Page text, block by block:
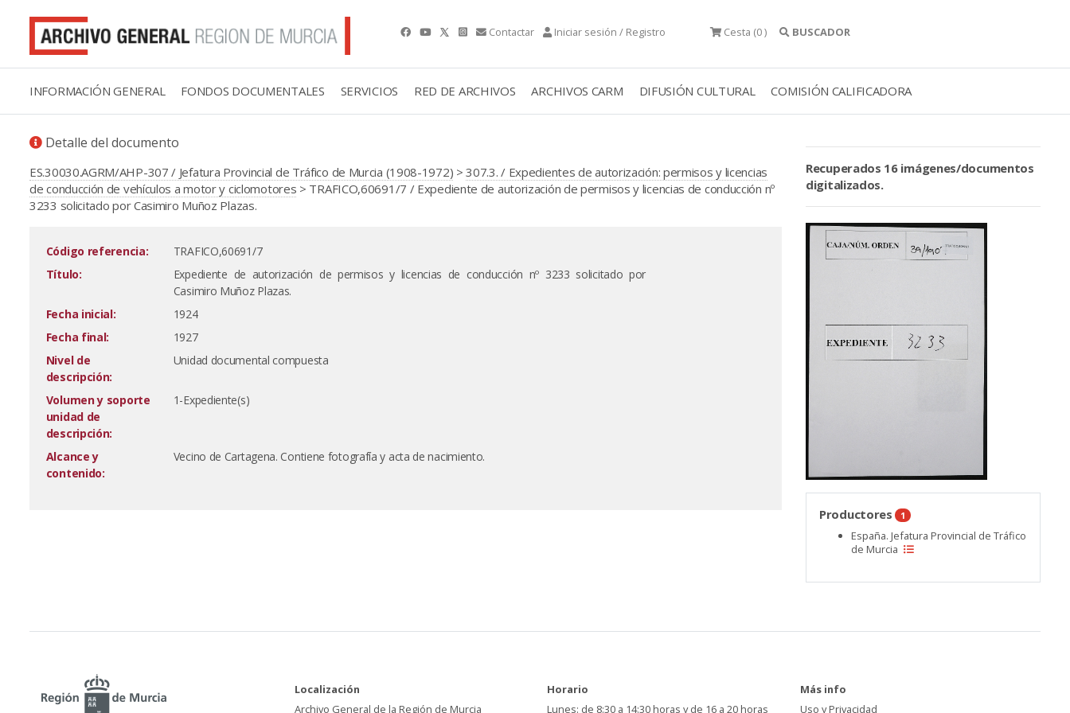
Contactar Iniciar sesión / Registro Cesta (0 ) BUSCADOR
INFORMACIÓN GENERAL FONDOS DOCUMENTALES SERVICIOS RED DE ARCHIVOS ARCHIVOS CARM DIFUSIÓN CULTURAL COMISIÓN CALIFICADORA
Detalle del documento
ES.30030.AGRM/AHP-307 / Jefatura Provincial de Tráfico de Murcia (1908-1972) >307.3. / Expedientes de autorización: permisos y licencias
de conducción de vehículos a motor y ciclomotores > TRAFICO,60691/7 / Expediente de autorización de permisos y licencias de conducción nº
3233 solicitado por Casimiro Muñoz Plazas.
Código referencia:
TRAFICO,60691/7
Título:
Expediente de autorización de permisos y licencias de conducción nº 3233 solicitado por
Casimiro Muñoz Plazas.
Fecha inicial:
1924
Fecha final:
1927
Nivel de
descripción:
Unidad documental compuesta
Volumen y soporte
unidad de
descripción:
1-Expediente(s)
Alcance y
contenido:
Vecino de Cartagena. Contiene fotografía y acta de nacimiento.
Recuperados 16 imágenes/documentos
digitalizados.
Productores 1
España. Jefatura Provincial de Tráfico
de Murcia
Localización
Archivo General de la Región de Murcia
Horario
Lunes: de 8:30 a 14:30 horas y de 16 a 20 horas
Más info
Uso y Privacidad